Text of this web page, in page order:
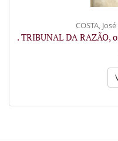
COSTA,
. TRIBUNAL DA